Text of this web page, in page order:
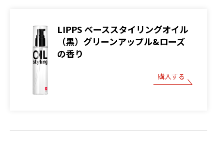
LIPPS ベーススタイリングオイル
（黒）グリーンアップル&ローズ
の香り
購入する